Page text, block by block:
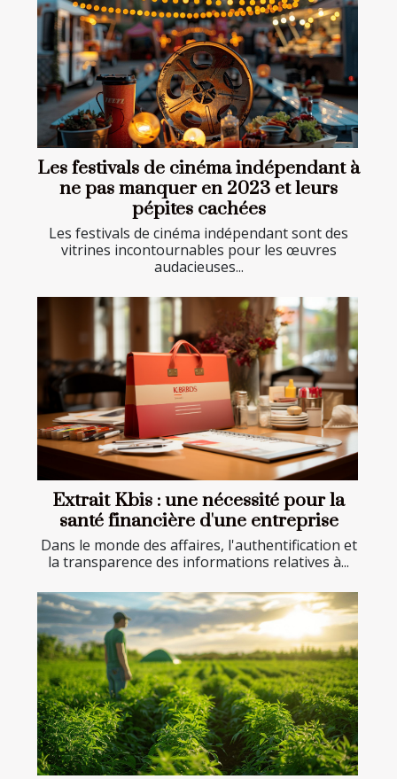
Les festivals de cinéma indépendant à
ne pas manquer en 2023 et leurs
pépites cachées
Les festivals de cinéma indépendant sont des
vitrines incontournables pour les œuvres
audacieuses...
Extrait Kbis : une nécessité pour la
santé financière d'une entreprise
Dans le monde des affaires, l'authentification et
la transparence des informations relatives à...